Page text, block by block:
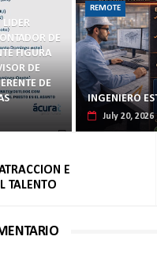
LIDER
DE
FIGURA
DE
DE
REMOTE
INGENIERO
July 20, 2026
E
TALENTO